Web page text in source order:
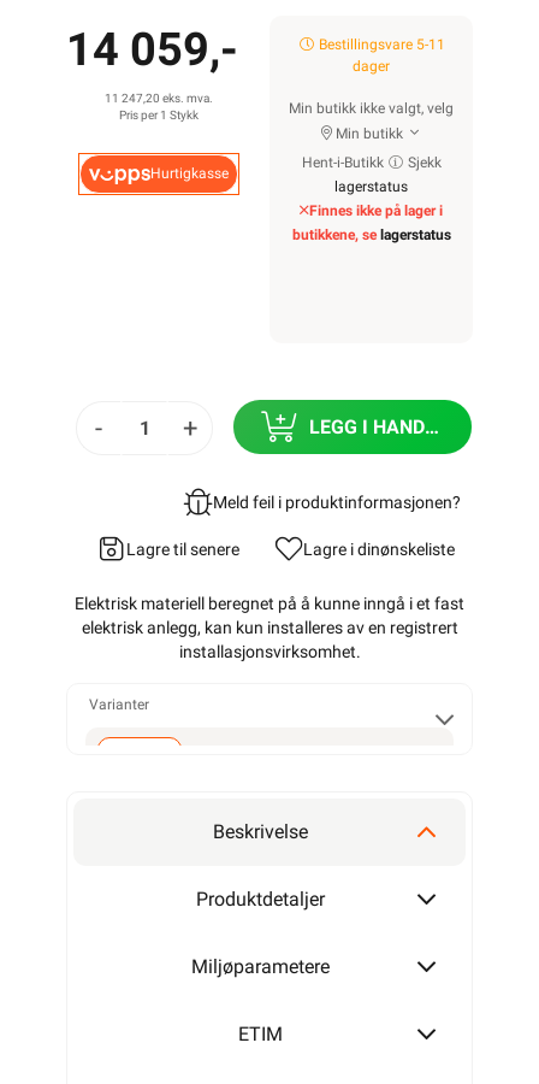
14 059,-
11 247,20 eks. mva.
Pris per 1 Stykk
Hurtigkasse
Bestillingsvare 5-11
dager
Min butikk ikke valgt, velg
Min butikk
Hent-i-Butikk
Sjekk
lagerstatus
Finnes ikke på lager i
butikkene, se lagerstatus
- + LEGG I HANDLEKURV
Meld feil i produktinformasjonen?
Lagre til senere Lagre i dinønskeliste
Elektrisk materiell beregnet på å kunne inngå i et fast
elektrisk anlegg, kan kun installeres av en registrert
installasjonsvirksomhet.
Varianter
Beskrivelse
Produktdetaljer
Miljøparametere
ETIM